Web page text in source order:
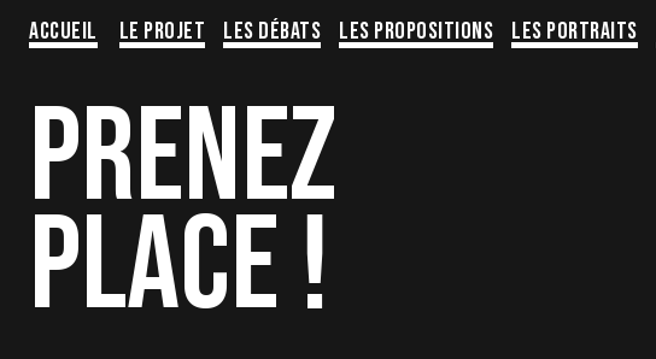
Aller
Accueil Le projet Les Débats Les propositions Les portraits
PRENEZ
PLACE !